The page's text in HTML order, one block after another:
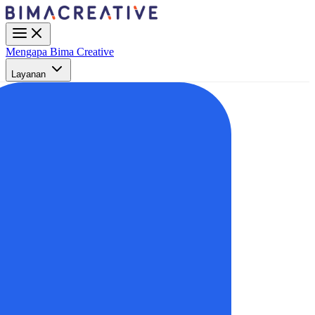
Mengapa Bima Creative
Layanan